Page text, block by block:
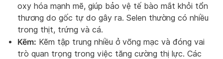
oxy hóa mạnh mẽ, giúp bảo vệ tế bào mắt khỏi tổn
thương do gốc tự do gây ra. Selen thường có nhiều
trong thịt, trứng và cá.
Kẽm: Kẽm tập trung nhiều ở võng mạc và đóng vai
trò quan trọng trong việc tăng cường thị lực. Các